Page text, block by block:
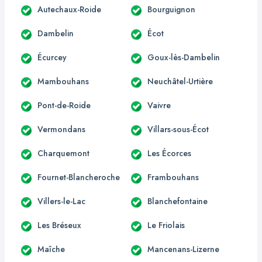
Autechaux-Roide Bourguignon
Dambelin Écot
Écurcey Goux-lès-Dambelin
Mambouhans Neuchâtel-Urtière
Pont-de-Roide Vaivre
Vermondans Villars-sous-Écot
Charquemont Les Écorces
Fournet-Blancheroche Frambouhans
Villers-le-Lac Blanchefontaine
Les Bréseux Le Friolais
Maîche Mancenans-Lizerne